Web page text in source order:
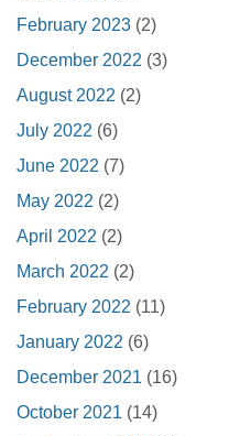
February 2023 (2)
December 2022 (3)
August 2022 (2)
July 2022 (6)
June 2022 (7)
May 2022 (2)
April 2022 (2)
March 2022 (2)
February 2022 (11)
January 2022 (6)
December 2021 (16)
October 2021 (14)